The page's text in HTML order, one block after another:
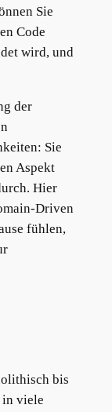
Sie
Code
wird, und
der
Sie
Aspekt
Hier
Driven
fühlen,
bis
in viele